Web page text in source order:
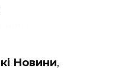
Новини,